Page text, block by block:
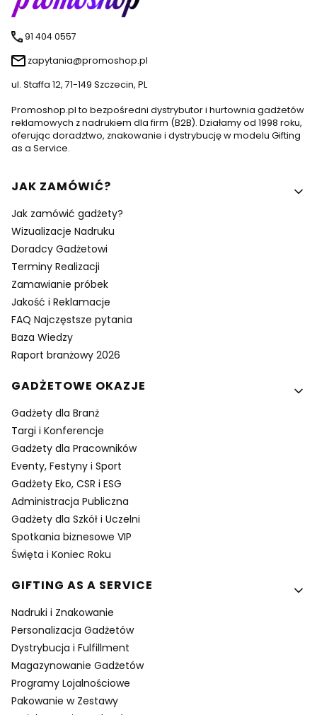
91 404 0557
zapytania@promoshop.pl
ul. Staffa 12, 71-149 Szczecin, PL
Promoshop.pl to bezpośredni dystrybutor i hurtownia gadżetów
reklamowych z nadrukiem dla firm (B2B). Działamy od 1998 roku,
oferując doradztwo, znakowanie i dystrybucję w modelu Gifting
as a Service.
Linki w stopce
JAK ZAMÓWIĆ?
Jak zamówić gadżety?
Wizualizacje Nadruku
Doradcy Gadżetowi
Terminy Realizacji
Zamawianie próbek
Jakość i Reklamacje
FAQ Najczęstsze pytania
Baza Wiedzy
Raport branżowy 2026
GADŻETOWE OKAZJE
Gadżety dla Branż
Targi i Konferencje
Gadżety dla Pracowników
Eventy, Festyny i Sport
Gadżety Eko, CSR i ESG
Administracja Publiczna
Gadżety dla Szkół i Uczelni
Spotkania biznesowe VIP
Święta i Koniec Roku
GIFTING AS A SERVICE
Nadruki i Znakowanie
Personalizacja Gadżetów
Dystrybucja i Fulfillment
Magazynowanie Gadżetów
Programy Lojalnościowe
Pakowanie w Zestawy